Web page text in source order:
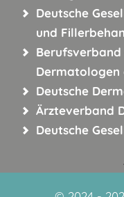
Deutsche
und
Dermatologen
Deutsche
Ärzteverband
Deutsche